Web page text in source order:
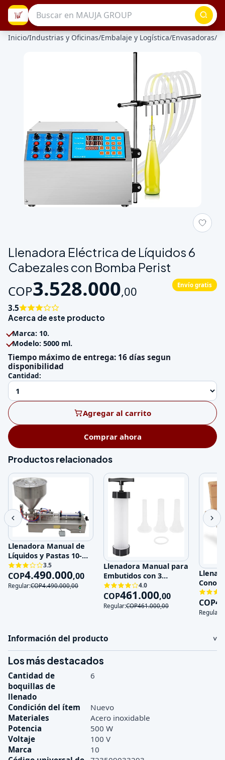
Inicio/Industrias y Oficinas/Embalaje y Logística/Envasadoras/
Galeria de Llenadora Eléctrica de Líquidos 6 Cabezales con
Llenadora Eléctrica de Líquidos 6
Cabezales con Bomba Perist
COP3.528.000,00 Envío gratis
3.5
Acerca de este producto
Marca: 10.
Modelo: 5000 ml.
Tiempo máximo de entrega: 16 días segun
disponibilidad
Cantidad:
Agregar al carrito
Comprar ahora
Productos relacionados
Llenadora Manual de
Líquidos y Pastas 10-
100ml Acero Inoxida
3.5
COP4.490.000,00
Regular:COP4.490.000,00
Llenadora Manual para
Embutidos con 3
Boquillas de Acero Ino
4.0
COP461.000,00
Regular:COP461.000,00
Conos
COP
Regular:
Información del producto
Los más destacados
Cantidad de
boquillas de
llenado
6
Condición del ítem
Nuevo
Materiales
Acero inoxidable
Potencia
500 W
Voltaje
100 V
Marca
10